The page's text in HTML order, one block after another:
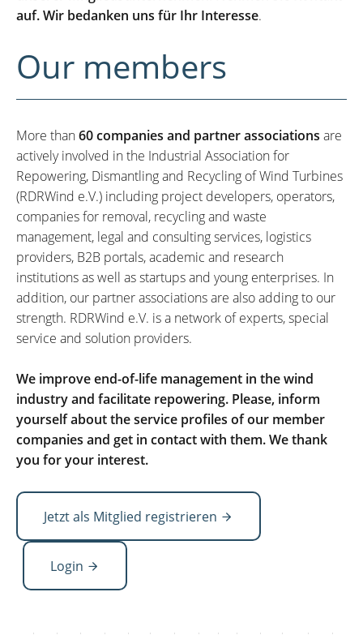
auf. Wir bedanken uns für Ihr Interesse.
Our members
More than60 companies and partner associations are
actively involved in the Industrial Association for
Repowering, Dismantling and Recycling of Wind Turbines
(RDRWind e.V.) including project developers, operators,
companies for removal, recycling and waste
management, legal and consulting services, logistics
providers, B2B portals, academic and research
institutions as well as startups and young enterprises. In
addition, our partner associations are also adding to our
strength. RDRWind e.V. is a network of experts, special
service and solution providers.
We improve end-of-life management in the wind
industry and facilitate repowering. Please, inform
yourself about the service profiles of our member
companies and get in contact with them. We thank
you for your interest.
Jetzt als Mitglied registrieren
Login